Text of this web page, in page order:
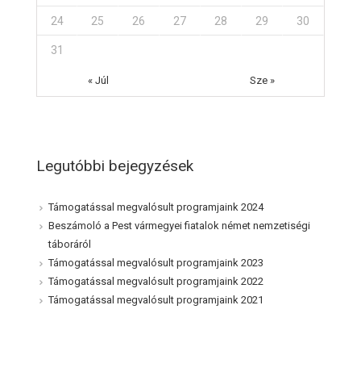
« Júl Sze »
24 25 26 27 28 29 30
31
Legutóbbi bejegyzések
Támogatással megvalósult programjaink 2024
Beszámoló a Pest vármegyei fiatalok német nemzetiségi
táboráról
Támogatással megvalósult programjaink 2023
Támogatással megvalósult programjaink 2022
Támogatással megvalósult programjaink 2021